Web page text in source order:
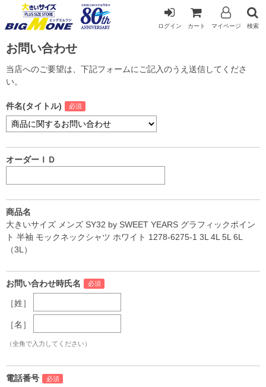
ログイン カート マイページ 検索
お問い合わせ
当店へのご要望は、下記フォームにご記入のうえ送信してくださ
い。
件名(タイトル)
オーダーＩＤ
商品名
大きいサイズ メンズ SY32 by SWEET YEARS グラフィックポイン
ト 半袖 モックネックシャツ ホワイト 1278-6275-1 3L 4L 5L 6L
（3L）
お問い合わせ時氏名
［姓］
［名］
（全角で入力してください）
電話番号